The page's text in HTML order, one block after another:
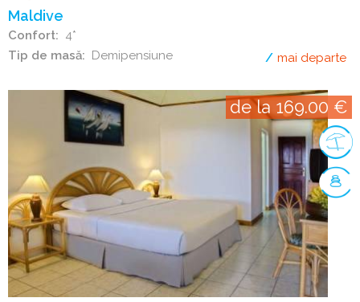
Maldive
Confort
4*
Tip de masă
Demipensiune mai departe
de la 169.00 €